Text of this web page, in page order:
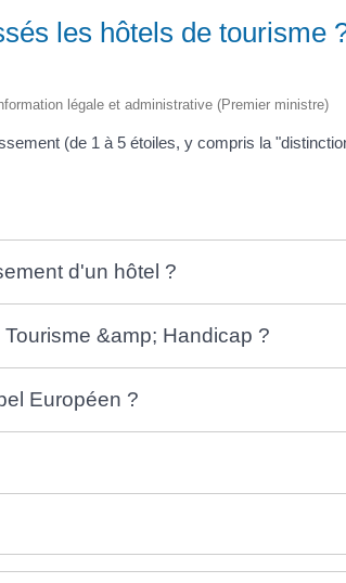
les hôtels de tourisme
légale et administrative (Premier ministre)
(de 1 à 5 étoiles, y compris la
d'un hôtel ?
&amp; Handicap ?
Européen ?